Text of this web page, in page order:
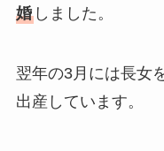
婚しました。
翌年の3月には長女
出産しています。